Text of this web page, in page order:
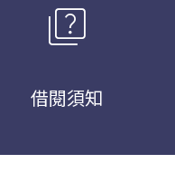
quiz
借閱須知